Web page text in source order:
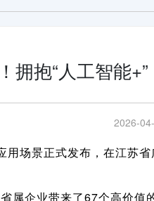
拥抱“人工智能
2026-
场景正式发布，在江苏省
属企业带来了67个高价